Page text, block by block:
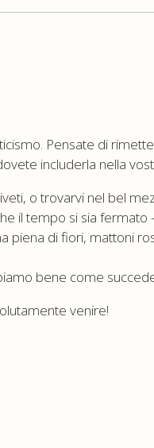
Pensate di
includerla nella
o trovarvi nel bel
il tempo si sia
piena di fiori, mattoni
bene come
venire!